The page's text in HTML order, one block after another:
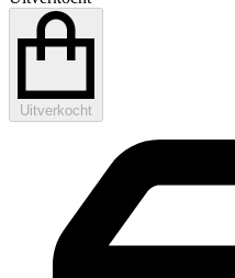
Uitverkocht